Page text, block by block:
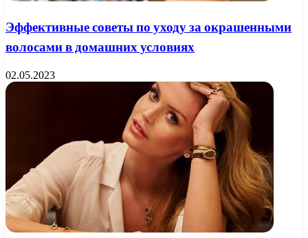
Эффективные советы по уходу за окрашенными
волосами в домашних условиях
02.05.2023